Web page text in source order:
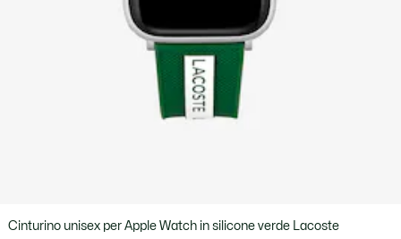
Cinturino unisex per Apple Watch in silicone verde Lacoste